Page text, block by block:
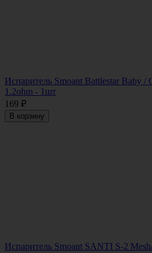
Испаритель Smoant Battlestar Baby /
1.2ohm - 1шт
169 ₽
В корзину
Испаритель Smoant SANTI S-2